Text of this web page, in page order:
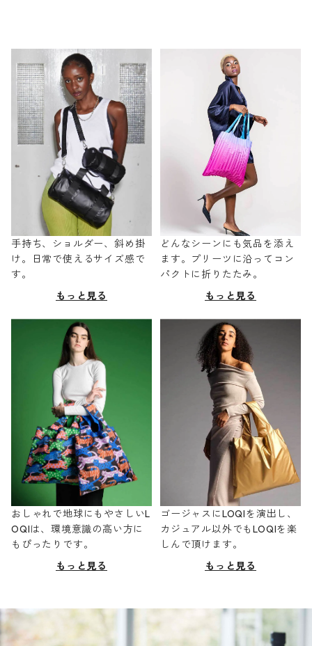
手持ち、ショルダー、斜め掛
け。日常で使えるサイズ感で
す。
もっと見る
どんなシーンにも気品を添え
ます。プリーツに沿ってコン
パクトに折りたたみ。
もっと見る
おしゃれで地球にもやさしいL
OQIは、環境意識の高い方に
もぴったりです。
もっと見る
ゴージャスにLOQIを演出し、
カジュアル以外でもLOQIを楽
しんで頂けます。
もっと見る